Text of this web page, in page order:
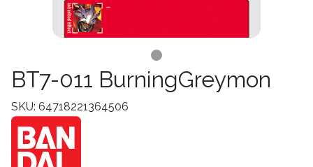
BT7-011 BurningGreymon
SKU: 64718221364506